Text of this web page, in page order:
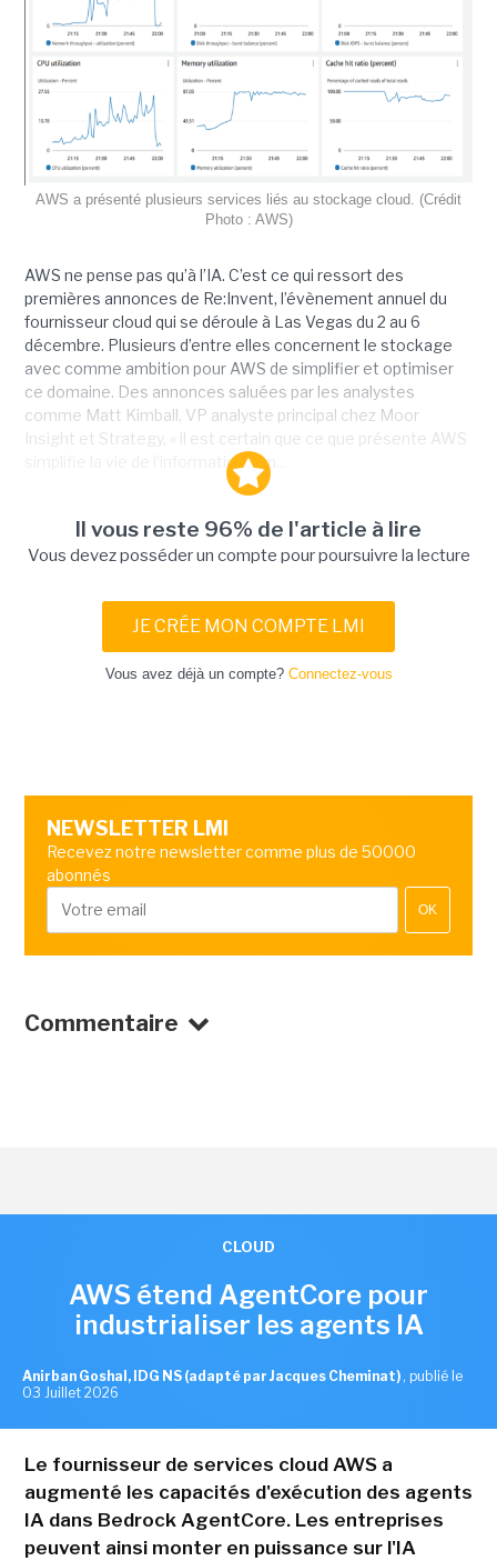
AWS a présenté plusieurs services liés au stockage cloud. (Crédit
Photo : AWS)
AWS ne pense pas qu’à l’IA. C’est ce qui ressort des
premières annonces de Re:Invent, l’évènement annuel du
fournisseur cloud qui se déroule à Las Vegas du 2 au 6
décembre. Plusieurs d’entre elles concernent le stockage
avec comme ambition pour AWS de simplifier et optimiser
ce domaine. Des annonces saluées par les analystes
comme Matt Kimball, VP analyste principal chez Moor
Insight et Strategy, « il est certain que ce que présente AWS
simplifie la vie de l’informatique en...
Il vous reste 96% de l'article à lire
Vous devez posséder un compte pour poursuivre la lecture
JE CRÉE MON COMPTE LMI
Vous avez déjà un compte? Connectez-vous
NEWSLETTER LMI
Recevez notre newsletter comme plus de 50000
abonnés
OK
Commentaire
CLOUD
AWS étend AgentCore pour
industrialiser les agents IA
Anirban Goshal, IDG NS (adapté par Jacques Cheminat) , publié le
03 Juillet 2026
Le fournisseur de services cloud AWS a
augmenté les capacités d'exécution des agents
IA dans Bedrock AgentCore. Les entreprises
peuvent ainsi monter en puissance sur l'IA